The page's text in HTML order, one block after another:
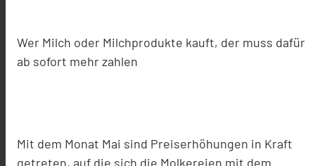
Wer Milch oder Milchprodukte kauft, der muss dafür
ab sofort mehr zahlen
Mit dem Monat Mai sind Preiserhöhungen in Kraft
getreten, auf die sich die Molkereien mit dem